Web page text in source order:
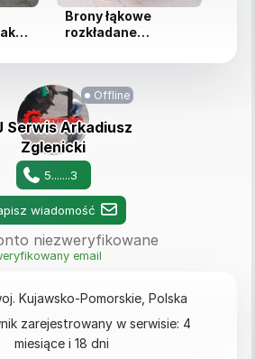
...
Brony łąkowe
rozkładane
szerokości roboc...
Offline
Serwis Arkadiusz
Zglenicki
5.......3
wiadomość
niezweryfikowane
email
Kujawsko-Pomorskie, Polska
zarejestrowany w serwisie: 4
miesiące i 18 dni